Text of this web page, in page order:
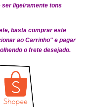
ser ligeiramente tons
basta comprar este
ao Carrinho" e pagar
o frete desejado.